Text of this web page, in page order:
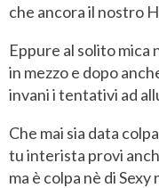
che ancora il nostro
Eppure al solito mica
in mezzo e dopo
invani i tentativi ad
Che mai sia data
tu interista provi
ma è colpa nè di Sexy